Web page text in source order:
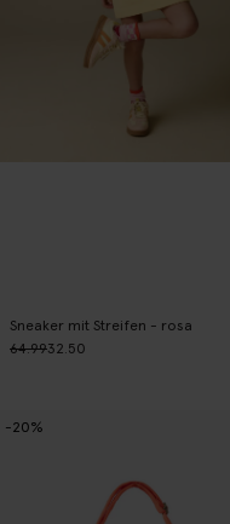
Sneaker mit Streifen - rosa
64.9932.50
-20%